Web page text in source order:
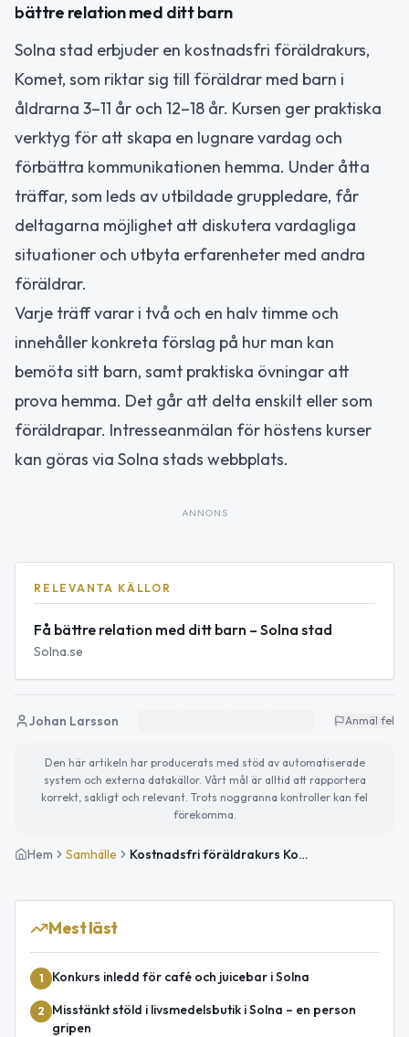
bättre relation med ditt barn
Solna stad erbjuder en kostnadsfri föräldrakurs,
Komet, som riktar sig till föräldrar med barn i
åldrarna 3–11 år och 12–18 år. Kursen ger praktiska
verktyg för att skapa en lugnare vardag och
förbättra kommunikationen hemma. Under åtta
träffar, som leds av utbildade gruppledare, får
deltagarna möjlighet att diskutera vardagliga
situationer och utbyta erfarenheter med andra
föräldrar.
Varje träff varar i två och en halv timme och
innehåller konkreta förslag på hur man kan
bemöta sitt barn, samt praktiska övningar att
prova hemma. Det går att delta enskilt eller som
föräldrapar. Intresseanmälan för höstens kurser
kan göras via Solna stads webbplats.
ANNONS
RELEVANTA KÄLLOR
Få bättre relation med ditt barn – Solna stad
Solna.se
Johan Larsson Anmäl fel
Den här artikeln har producerats med stöd av automatiserade
system och externa datakällor. Vårt mål är alltid att rapportera
korrekt, sakligt och relevant. Trots noggranna kontroller kan fel
förekomma.
Hem Samhälle Kostnadsfri föräldrakurs Komet i Solna – förbättra relationen med ditt barn
Mest läst
1 Konkurs inledd för café och juicebar i Solna
2
Misstänkt stöld i livsmedelsbutik i Solna – en person
gripen